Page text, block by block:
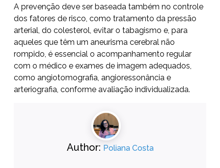
A prevenção deve ser baseada também no controle
dos fatores de risco, como tratamento da pressão
arterial, do colesterol, evitar o tabagismo e, para
aqueles que têm um aneurisma cerebral não
rompido, é essencial o acompanhamento regular
com o médico e exames de imagem adequados,
como angiotomografia, angioressonância e
arteriografia, conforme avaliação individualizada.
Author: Poliana Costa